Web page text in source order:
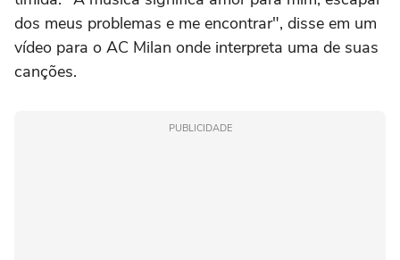
dos meus problemas e me encontrar", disse em um
vídeo para o AC Milan onde interpreta uma de suas
canções.
PUBLICIDADE